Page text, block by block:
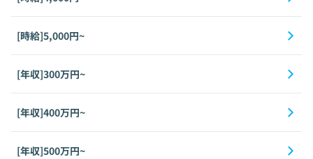
[時給]5,000円~
[年収]300万円~
[年収]400万円~
[年収]500万円~